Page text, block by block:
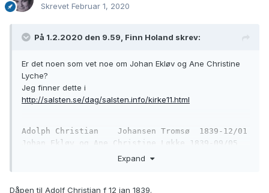
Skrevet Februar 1, 2020
På 1.2.2020 den 9.59, Finn Holand skrev:
Er det noen som vet noe om Johan Ekløv og Ane Christine
Lyche?
Jeg finner dette i
http://salsten.se/dag/salsten.info/kirke11.html
Adolph Christian    Johansen Tromsø  1839-12/01
Johan Ekløv og Ane Christine Løkke 1839-09/05
Ane C døde under fødsel med tvillinger i Hadsel? i 1841. Jeg
https://www.hadsel.kommune.no/slektshistorie-hadsel-fra-
Expand
Dåpen til Adolf Christian f 12 jan 1839.